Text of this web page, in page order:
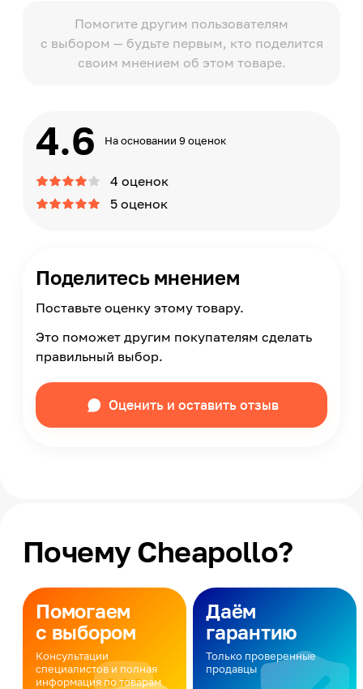
Помогите другим пользователям
с выбором — будьте первым, кто поделится
своим мнением об этом товаре.
4.6 На основании 9 оценок
4 оценок
5 оценок
Поделитесь мнением
Поставьте оценку этому товару.
Это поможет другим покупателям сделать
правильный выбор.
Оценить и оставить отзыв
Почему Cheapollo?
Помогаем
с выбором
Консультации
специалистов и полная
информация по товарам
Даём
гарантию
Только проверенные
продавцы